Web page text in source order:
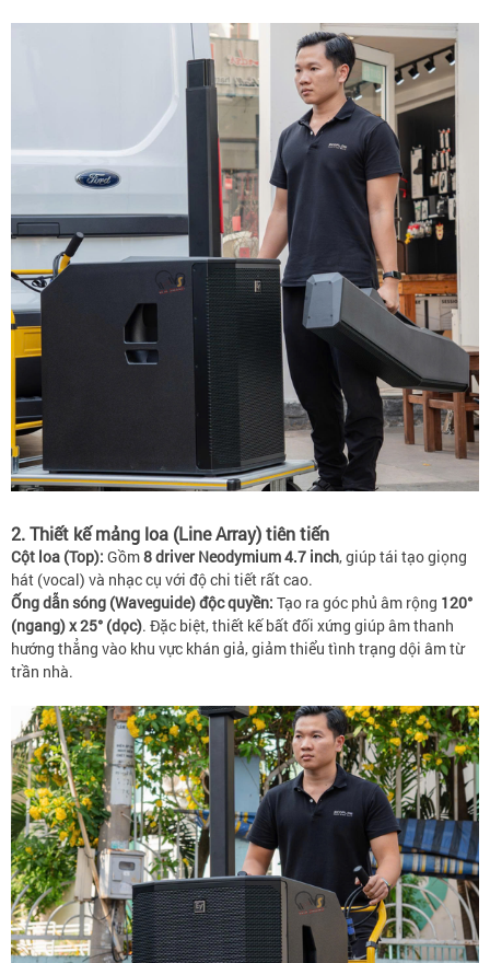
2. Thiết kế mảng loa (Line Array) tiên tiến
Cột loa (Top): Gồm8 driver Neodymium 4.7 inch, giúp tái tạo giọng
hát (vocal) và nhạc cụ với độ chi tiết rất cao.
Ống dẫn sóng (Waveguide) độc quyền: Tạo ra góc phủ âm rộng 120°
(ngang) x 25° (dọc). Đặc biệt, thiết kế bất đối xứng giúp âm thanh
hướng thẳng vào khu vực khán giả, giảm thiểu tình trạng dội âm từ
trần nhà.